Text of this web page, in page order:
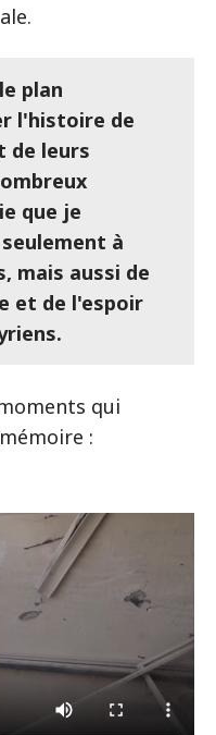
plan
l'histoire de
de leurs
que je
à
mais aussi de
et de l'espoir
qui
: